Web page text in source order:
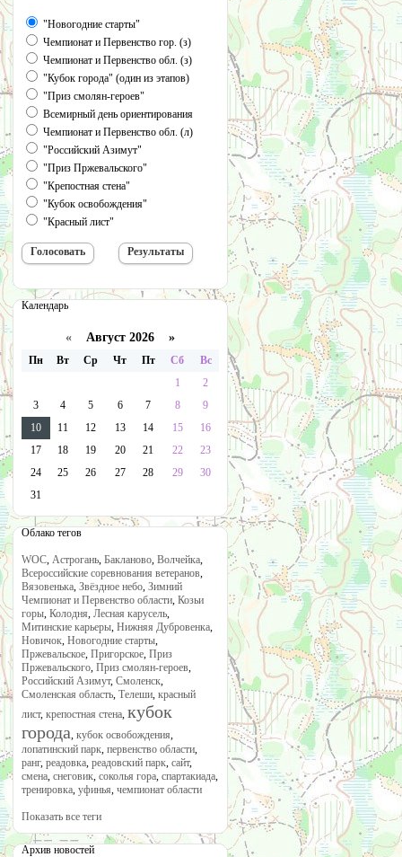
"Новогодние старты"
Чемпионат и Первенство гор. (з)
Чемпионат и Первенство обл. (з)
"Кубок города" (один из этапов)
"Приз смолян-героев"
Всемирный день ориентирования
Чемпионат и Первенство обл. (л)
"Российский Азимут"
"Приз Пржевальского"
"Крепостная стена"
"Кубок освобождения"
"Красный лист"
Календарь
« Август 2026 »
Пн Вт Ср Чт Пт Сб
Вс
1
2
3
4 5 6 7 8
9
10
11 12 13 14 15
16
17
18 19 20 21 22
23
24
25 26 27 28 29
30
31
Облако тегов
WOC, Астрогань, Бакланово, Волчейка,
Всероссийские соревнования ветеранов,
Вязовенька, Звёздное небо, Зимний
Чемпионат и Первенство области, Козьи
горы, Колодня, Лесная карусель,
Митинские карьеры, Нижняя Дубровенка,
Новичок, Новогодние старты,
Пржевальское, Пригорское, Приз
Пржевальского, Приз смолян-героев,
Российский Азимут, Смоленск,
Смоленская область, Телеши, красный
лист, крепостная стена, кубок
города, кубок освобождения,
лопатинский парк, первенство области,
ранг, реадовка, реадовский парк, сайт,
смена, снеговик, соколья гора, спартакиада,
тренировка, уфинья, чемпионат области
Показать все теги
Архив новостей